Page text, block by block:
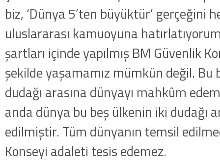
biz, ‘Dünya 5’ten büyüktür’ gerçeğini
uluslararası kamuoyuna
şartları içinde yapılmış BM Güvenlik
şekilde yaşamamız mümkün değil. Bu
dudağı arasına dünyayı mahkûm
anda dünya bu beş ülkenin iki dudağı
edilmiştir. Tüm dünyanın temsil
Konseyi adaleti tesis edemez.